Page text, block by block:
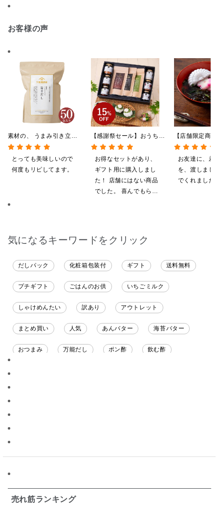
お客様の声
【店舗限定商
最中 もずく
1食（6g）
お友達に、差
を、渡しまし
でくれました
素材の、 うまみ引き立
つ。 毎日だし
350g（7g×50包）
とっても美味しいので
何度もリピしてます。
【感謝祭セール】おうちで
贅沢ごはんギフト【送料無
料/沖縄県送料別途】【化
粧箱包装付/オンライン限
定】
お得なセットがあり、
ギフト用に購入しまし
た！ 店舗にはない商品
でした。 喜んでもらえ
気になるキーワードをクリック
だしパック 化粧箱包装付 ギフト 送料無料
プチギフト ごはんのお供 いちごミルク
しゃけめんたい 訳あり アウトレット
まとめ買い 人気 あんバター 海苔バター
おつまみ 万能だし ポン酢 飲む酢
お米チップス 味噌汁
売れ筋ランキング